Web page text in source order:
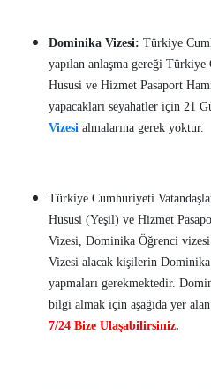
Dominika Vizesi: Türkiye
yapılan anlaşma gereği
Hususi ve Hizmet Pasaport
yapacakları seyahatler için 21
Vizesi almalarına gerek yoktur.
Türkiye Cumhuriyeti
Hususi (Yeşil) ve Hizmet
Vizesi, Dominika Öğrenci
Vizesi alacak kişilerin
yapmaları gerekmektedir.
bilgi almak için aşağıda yer alan
7/24 Bize Ulaşabilirsiniz.